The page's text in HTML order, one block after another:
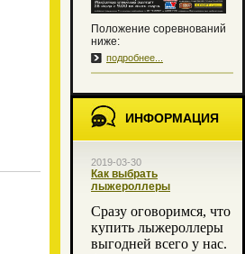
Положение соревнований
ниже:
подробнее...
ИНФОРМАЦИЯ
2019-03-30
Как выбрать
лыжероллеры
Сразу оговоримся, что
купить лыжероллеры
выгодней всего у нас.